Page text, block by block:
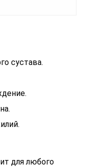
сустава.
для любого